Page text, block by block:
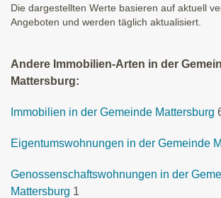
Die dargestellten Werte basieren auf aktuell
Angeboten und werden täglich aktualisiert.
Andere Immobilien-Arten in der
Mattersburg:
Immobilien in der Gemeinde Mattersburg
Eigentumswohnungen in der Gemeinde
Genossenschaftswohnungen in der
Mattersburg 1